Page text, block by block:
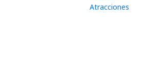
Atracciones